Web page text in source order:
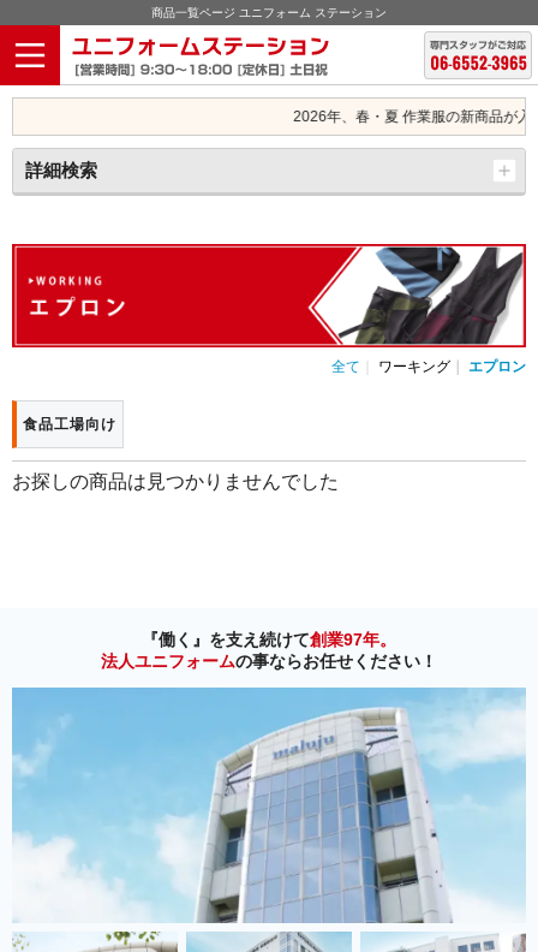
商品一覧ページ ユニフォーム ステーション
2026年、春・夏 作業服の新商品が入
詳細検索
全て ワーキング エプロン
食品工場向け
お探しの商品は見つかりませんでした
『働く』を支え続けて創業97年。
法人ユニフォームの事ならお任せください！